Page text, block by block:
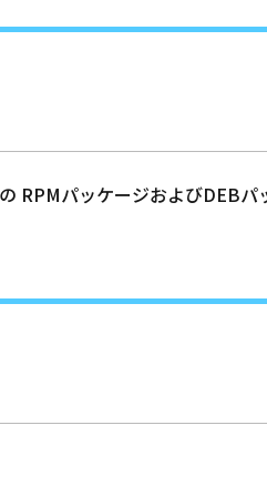
RPMパッケージおよびDEBパ